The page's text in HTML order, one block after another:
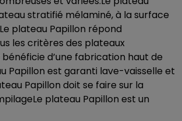
stratifié mélaminé, à la surface
plateau Papillon répond
les critères des plateaux
d’une fabrication haut de
Papillon est garanti lave-vaisselle et
Papillon doit se faire sur la
plateau Papillon est un